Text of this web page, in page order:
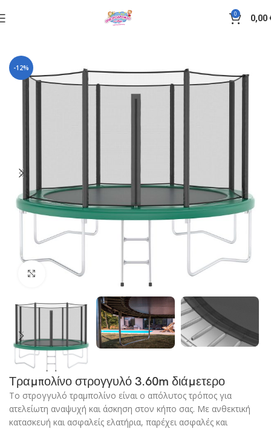
0 0,00
-12%
Click to enlarge
Τραμπολίνο στρογγυλό 3.60m διάμετερο
Το στρογγυλό τραμπολίνο είναι ο απόλυτος τρόπος για
ατελείωτη αναψυχή και άσκηση στον κήπο σας. Με ανθεκτική
κατασκευή και ασφαλείς ελατήρια, παρέχει ασφαλές και